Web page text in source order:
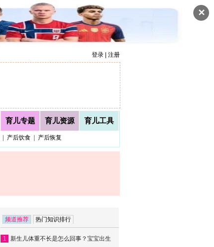
✕
登录 | 注册
育儿专题 育儿资源 育儿工具
产后饮食 产后恢复
频道推荐 热门知识排行
1 新生儿体重不长是怎么回事？宝宝出生